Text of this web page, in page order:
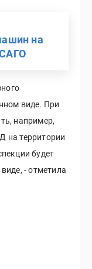
на
виде. При
например,
на территории
будет
- отметила